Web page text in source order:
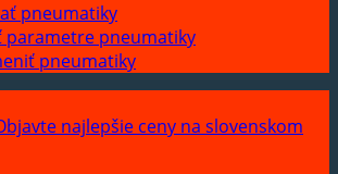
pneumatiky
parametre pneumatiky
pneumatiky